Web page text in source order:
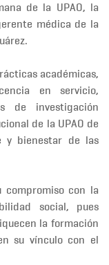
de la UPAO, la
médica de la
.
académicas,
en servicio,
de investigación
de la UPAO de
y bienestar de las
compromiso con la
social, pues
la formación
su vínculo con el